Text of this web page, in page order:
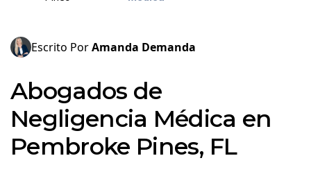
Escrito PorAmanda Demanda
Abogados de
Negligencia Médica en
Pembroke Pines, FL